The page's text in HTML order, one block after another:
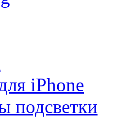
iPhone
подсветки